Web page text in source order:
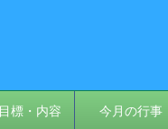
標・内容 今月の行事